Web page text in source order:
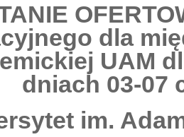
dla
UAM
dniach 03-07
im.